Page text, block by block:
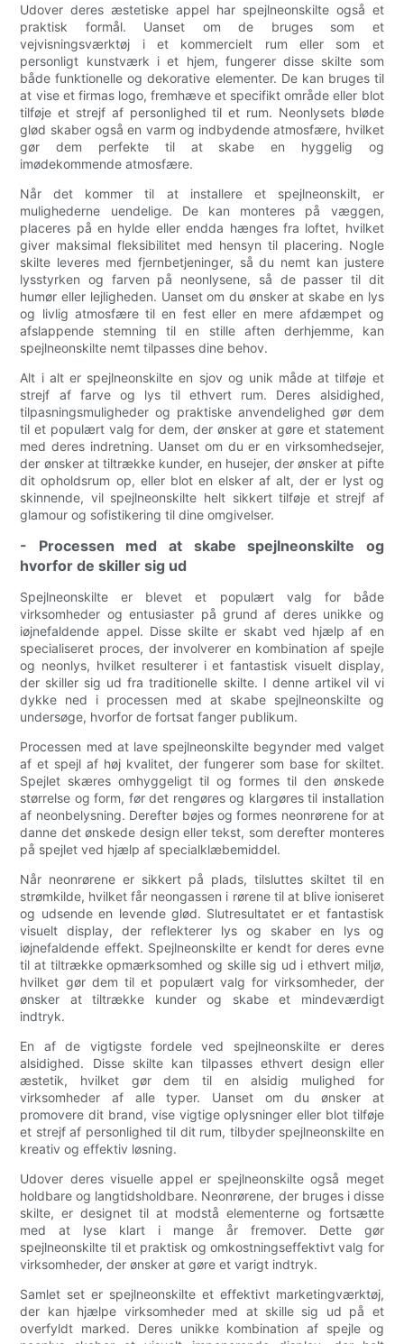
Udover deres æstetiske appel har spejlneonskilte også et
praktisk formål. Uanset om de bruges som et
vejvisningsværktøj i et kommercielt rum eller som et
personligt kunstværk i et hjem, fungerer disse skilte som
både funktionelle og dekorative elementer. De kan bruges til
at vise et firmas logo, fremhæve et specifikt område eller blot
tilføje et strejf af personlighed til et rum. Neonlysets bløde
glød skaber også en varm og indbydende atmosfære, hvilket
gør dem perfekte til at skabe en hyggelig og
imødekommende atmosfære.
Når det kommer til at installere et spejlneonskilt, er
mulighederne uendelige. De kan monteres på væggen,
placeres på en hylde eller endda hænges fra loftet, hvilket
giver maksimal fleksibilitet med hensyn til placering. Nogle
skilte leveres med fjernbetjeninger, så du nemt kan justere
lysstyrken og farven på neonlysene, så de passer til dit
humør eller lejligheden. Uanset om du ønsker at skabe en lys
og livlig atmosfære til en fest eller en mere afdæmpet og
afslappende stemning til en stille aften derhjemme, kan
spejlneonskilte nemt tilpasses dine behov.
Alt i alt er spejlneonskilte en sjov og unik måde at tilføje et
strejf af farve og lys til ethvert rum. Deres alsidighed,
tilpasningsmuligheder og praktiske anvendelighed gør dem
til et populært valg for dem, der ønsker at gøre et statement
med deres indretning. Uanset om du er en virksomhedsejer,
der ønsker at tiltrække kunder, en husejer, der ønsker at pifte
dit opholdsrum op, eller blot en elsker af alt, der er lyst og
skinnende, vil spejlneonskilte helt sikkert tilføje et strejf af
glamour og sofistikering til dine omgivelser.
- Processen med at skabe spejlneonskilte og
hvorfor de skiller sig ud
Spejlneonskilte er blevet et populært valg for både
virksomheder og entusiaster på grund af deres unikke og
iøjnefaldende appel. Disse skilte er skabt ved hjælp af en
specialiseret proces, der involverer en kombination af spejle
og neonlys, hvilket resulterer i et fantastisk visuelt display,
der skiller sig ud fra traditionelle skilte. I denne artikel vil vi
dykke ned i processen med at skabe spejlneonskilte og
undersøge, hvorfor de fortsat fanger publikum.
Processen med at lave spejlneonskilte begynder med valget
af et spejl af høj kvalitet, der fungerer som base for skiltet.
Spejlet skæres omhyggeligt til og formes til den ønskede
størrelse og form, før det rengøres og klargøres til installation
af neonbelysning. Derefter bøjes og formes neonrørene for at
danne det ønskede design eller tekst, som derefter monteres
på spejlet ved hjælp af specialklæbemiddel.
Når neonrørene er sikkert på plads, tilsluttes skiltet til en
strømkilde, hvilket får neongassen i rørene til at blive ioniseret
og udsende en levende glød. Slutresultatet er et fantastisk
visuelt display, der reflekterer lys og skaber en lys og
iøjnefaldende effekt. Spejlneonskilte er kendt for deres evne
til at tiltrække opmærksomhed og skille sig ud i ethvert miljø,
hvilket gør dem til et populært valg for virksomheder, der
ønsker at tiltrække kunder og skabe et mindeværdigt
indtryk.
En af de vigtigste fordele ved spejlneonskilte er deres
alsidighed. Disse skilte kan tilpasses ethvert design eller
æstetik, hvilket gør dem til en alsidig mulighed for
virksomheder af alle typer. Uanset om du ønsker at
promovere dit brand, vise vigtige oplysninger eller blot tilføje
et strejf af personlighed til dit rum, tilbyder spejlneonskilte en
kreativ og effektiv løsning.
Udover deres visuelle appel er spejlneonskilte også meget
holdbare og langtidsholdbare. Neonrørene, der bruges i disse
skilte, er designet til at modstå elementerne og fortsætte
med at lyse klart i mange år fremover. Dette gør
spejlneonskilte til et praktisk og omkostningseffektivt valg for
virksomheder, der ønsker at gøre et varigt indtryk.
Samlet set er spejlneonskilte et effektivt marketingværktøj,
der kan hjælpe virksomheder med at skille sig ud på et
overfyldt marked. Deres unikke kombination af spejle og